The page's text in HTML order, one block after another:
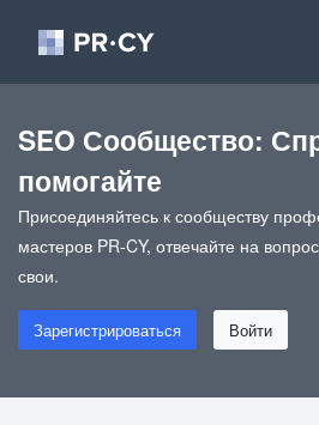
SEO Сообщество:
помогайте
Присоединяйтесь к сообществу
мастеров PR-CY, отвечайте на
свои.
Зарегистрироваться Войти